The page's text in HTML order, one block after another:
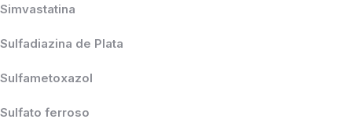
Simvastatina
Sulfadiazina de Plata
Sulfametoxazol
Sulfato ferroso